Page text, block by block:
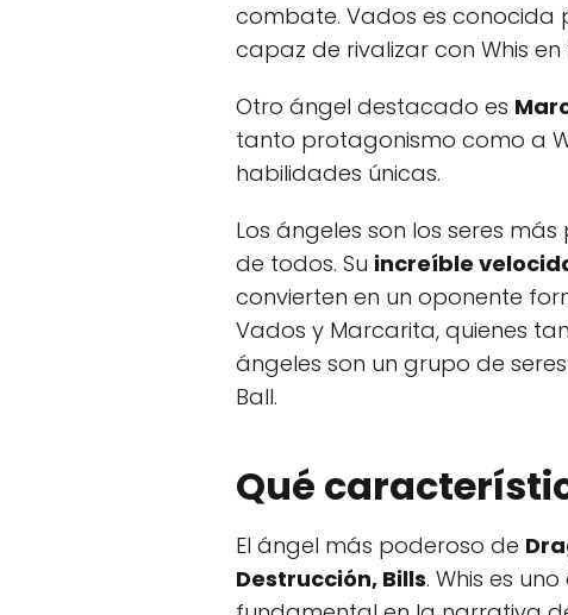
combate. Vados es conocida
capaz de rivalizar con Whis
Otro ángel destacado es
tanto protagonismo como a
habilidades únicas.
Los ángeles son los seres
de todos. Su increíble
convierten en un oponente
Vados y Marcarita, quienes
ángeles son un grupo de
Ball.
Qué
El ángel más poderoso de
Destrucción, Bills. Whis es